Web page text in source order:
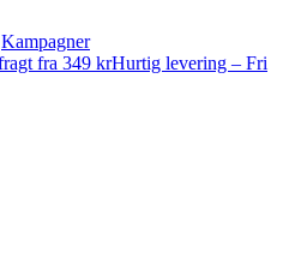
Kampagner
Hurtig levering – Fri